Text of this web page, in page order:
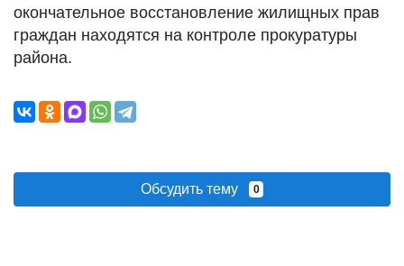
окончательное восстановление жилищных прав
граждан находятся на контроле прокуратуры
района.
Обсудить тему 0